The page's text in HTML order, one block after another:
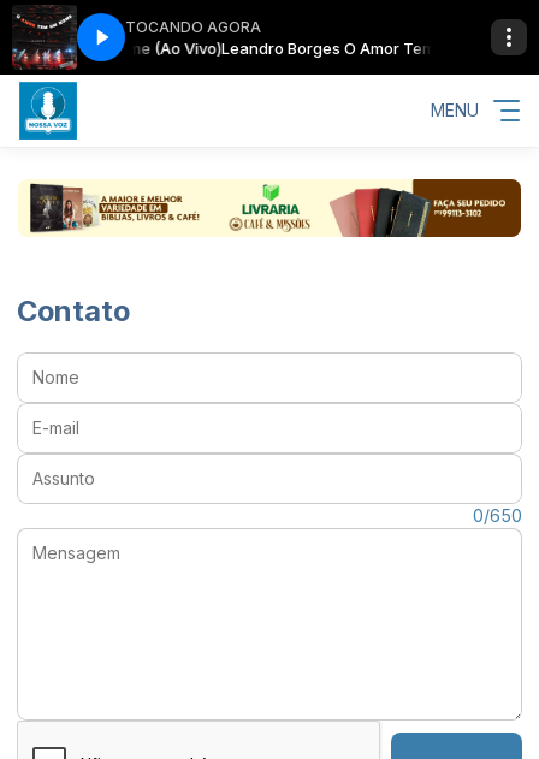
TOCANDO AGORA
Tem Um Nome (Ao Vivo)Leandro Borges O Amor Tem Um Nome (Ao
MENU
Contato
Nome:
E-mail:
Assunto:
0/650